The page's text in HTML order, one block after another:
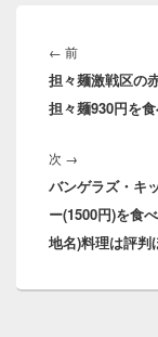
稿
ナ
ビ
ゲ
シ
ョ
ン
← 前前
の
投
担々麺激戦区の
担々麺930円を食
次 →
の
投
稿:
バンゲラズ・キ
ー(1500円)を食
地名)料理は評判